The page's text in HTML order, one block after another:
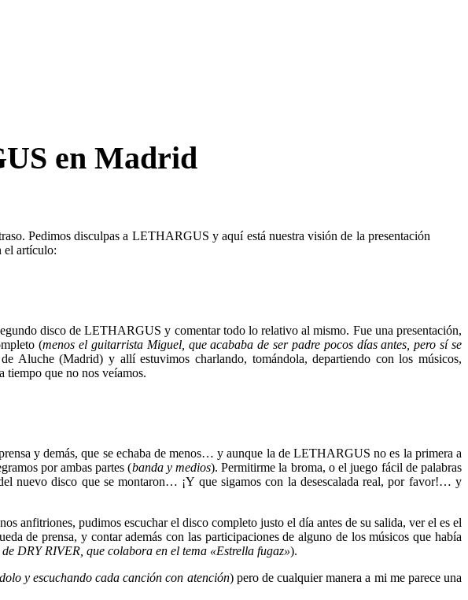
en Madrid
Pedimos disculpas a LETHARGUS y aquí está nuestra visión de la presentación
el artículo:
disco de LETHARGUS y comentar todo lo relativo al mismo. Fue una presentación,
(menos el guitarrista Miguel, que acababa de ser padre pocos días antes, pero sí se
Aluche (Madrid) y allí estuvimos charlando, tomándola, departiendo con los músicos,
tiempo que no nos veíamos.
y demás, que se echaba de menos… y aunque la de LETHARGUS no es la primera a
por ambas partes (banda y medios). Permitirme la broma, o el juego fácil de palabras
nuevo disco que se montaron… ¡Y que sigamos con la desescalada real, por favor!… y
anfitriones, pudimos escuchar el disco completo justo el día antes de su salida, ver el es el
de prensa, y contar además con las participaciones de alguno de los músicos que había
de DRY RIVER, que colabora en el tema «Estrella fugaz»).
y escuchando cada canción con atención) pero de cualquier manera a mi me parece una